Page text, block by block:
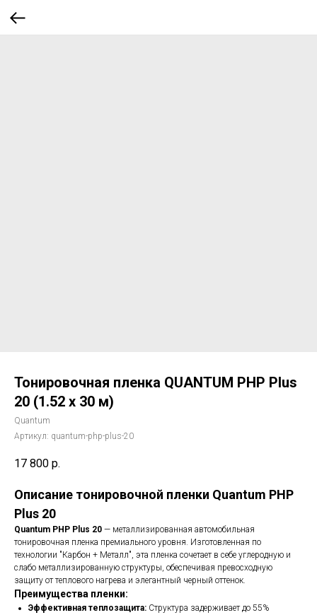
Тонировочная пленка QUANTUM PHP Plus
20 (1.52 х 30 м)
Quantum
Артикул: quantum-php-plus-20
17 800 р.
Описание тонировочной пленки Quantum PHP
Plus 20
Quantum PHP Plus 20 — металлизированная автомобильная
тонировочная пленка премиального уровня. Изготовленная по
технологии "Карбон + Металл", эта пленка сочетает в себе углеродную и
слабо металлизированную структуры, обеспечивая превосходную
защиту от теплового нагрева и элегантный черный оттенок.
Преимущества пленки:
Эффективная теплозащита: Структура задерживает до 55%